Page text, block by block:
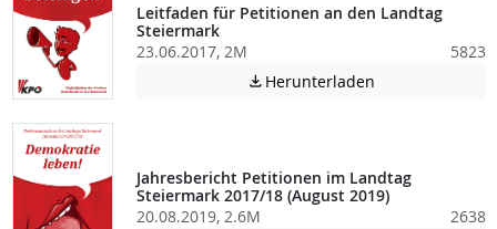
Leitfaden für Petitionen an den Landtag
Steiermark
23.06.2017, 2M
5823
 Herunterladen
Jahresbericht Petitionen im Landtag
Steiermark 2017/18 (August 2019)
20.08.2019, 2.6M
2638